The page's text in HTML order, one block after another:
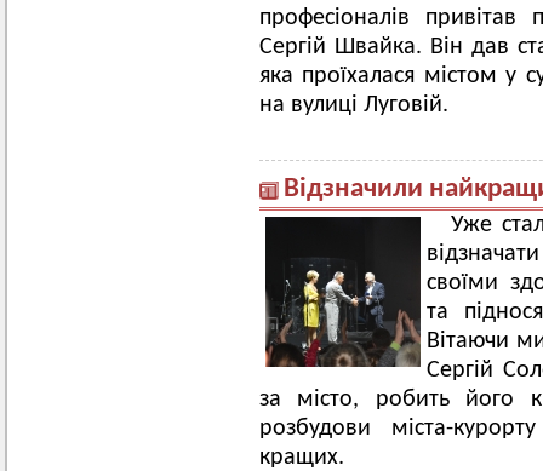
професіоналів
Сергій Швайка. Він дав
яка проїхалася містом у
на вулиці Луговій.
Відзначили
Уже
своїми
та
Вітаючи
Сергій
за місто, робить його
розбудови міста-
кращих.